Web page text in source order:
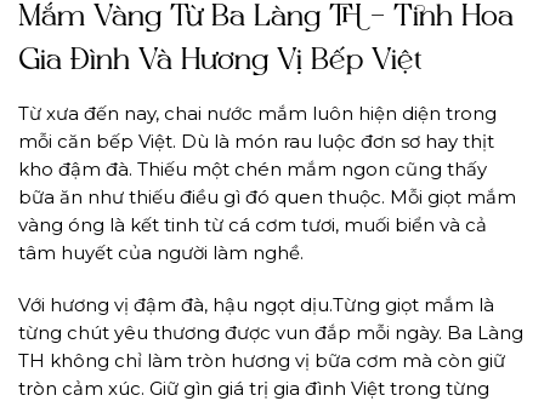
Mắm Vàng Từ Ba Làng TH – Tinh Hoa
Gia Đình Và Hương Vị Bếp Việt
Từ xưa đến nay, chai nước mắm luôn hiện diện trong
mỗi căn bếp Việt. Dù là món rau luộc đơn sơ hay thịt
kho đậm đà. Thiếu một chén mắm ngon cũng thấy
bữa ăn như thiếu điều gì đó quen thuộc. Mỗi giọt mắm
vàng óng là kết tinh từ cá cơm tươi, muối biển và cả
tâm huyết của người làm nghề.
Với hương vị đậm đà, hậu ngọt dịu.Từng giọt mắm là
từng chút yêu thương được vun đắp mỗi ngày. Ba Làng
TH không chỉ làm tròn hương vị bữa cơm mà còn giữ
tròn cảm xúc. Giữ gìn giá trị gia đình Việt trong từng